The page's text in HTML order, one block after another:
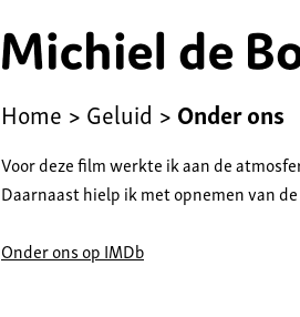
Home >Geluid >Onder ons
Voor deze film werkte ik aan de
Daarnaast hielp ik met opnemen van de
Onder ons op IMDb